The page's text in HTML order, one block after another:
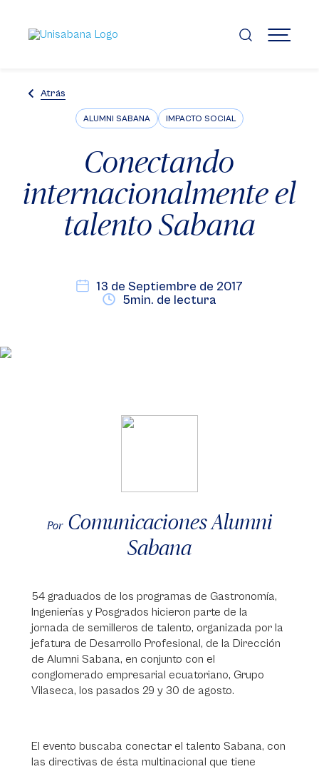
contenido
principal
MENÚ
Atrás
ALUMNI SABANA IMPACTO SOCIAL
Conectando
internacionalmente el
talento Sabana
13 de Septiembre de 2017
5min. de lectura
Por Comunicaciones Alumni
Sabana
54 graduados de los programas de Gastronomía,
Ingenierías y Posgrados hicieron parte de la
jornada de semilleros de talento, organizada por la
jefatura de Desarrollo Profesional, de la Dirección
de Alumni Sabana, en conjunto con el
conglomerado empresarial ecuatoriano, Grupo
Vilaseca, los pasados 29 y 30 de agosto.
El evento buscaba conectar el talento Sabana, con
las directivas de ésta multinacional que tiene